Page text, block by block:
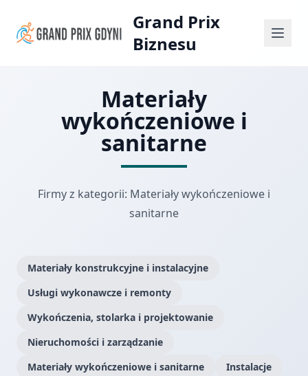
Grand Prix
Biznesu
Materiały
wykończeniowe i
sanitarne
Firmy z kategorii: Materiały wykończeniowe i
sanitarne
Materiały konstrukcyjne i instalacyjne
Usługi wykonawcze i remonty
Wykończenia, stolarka i projektowanie
Nieruchomości i zarządzanie
Materiały wykończeniowe i sanitarne
Instalacje